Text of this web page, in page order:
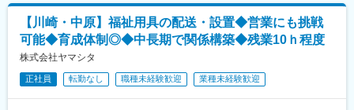
・自社の社内IT整備に限らず、顧客へ提供するデバイスのロジス
ティクスやMDM管理といった事業運営の中核に直接関わることが
できる、希少なポジションです。
変更の範囲：会社の定める業務
■業務詳細：
・ターゲット自治体のリサーチ・優先順位付け
・オンライン／訪問による新規営業（全国出張あり）
・現場担当者・意思決定者へのヒアリングと課題提案
・導入後のフォローアップ・活用支援
・広報・セミナー企画など、新規顧客獲得に向けた施策
・プロダクト改善に向けた社内へのフィードバック
【川崎・中原】福祉用具の配送・設置◆営業にも挑戦
可能◆育成体制◎◆中長期で関係構築◆残業10ｈ程度
株式会社ヤマシタ
正社員 転勤なし 職種未経験歓迎 業種未経験歓迎